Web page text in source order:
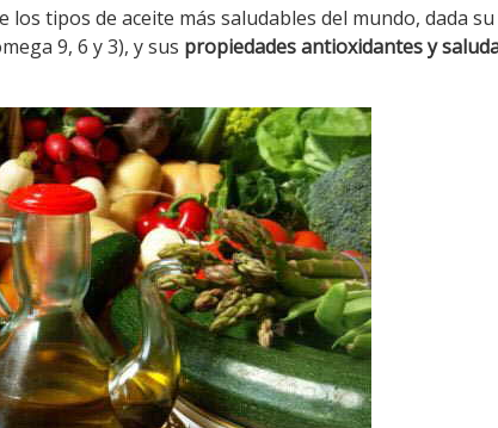
los tipos de aceite más saludables del mundo, dada su
9, 6 y 3), y sus propiedades antioxidantes y